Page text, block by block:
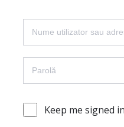
Keep me signed in